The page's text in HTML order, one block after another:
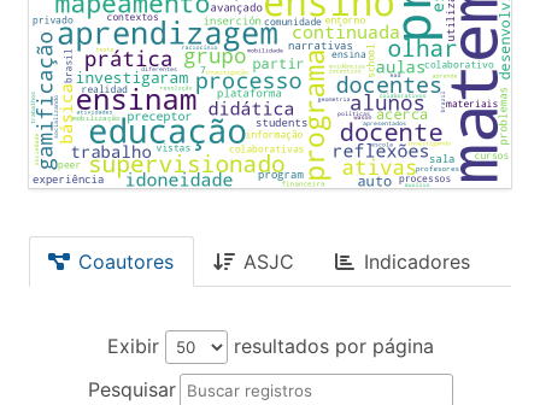
Coautores ASJC Indicadores
Exibir
resultados por página
Pesquisar